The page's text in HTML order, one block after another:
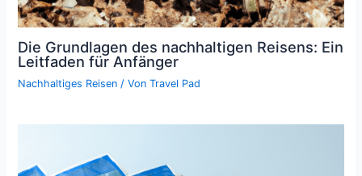
Die Grundlagen des nachhaltigen Reisens: Ein
Leitfaden für Anfänger
Nachhaltiges Reisen / VonTravel Pad